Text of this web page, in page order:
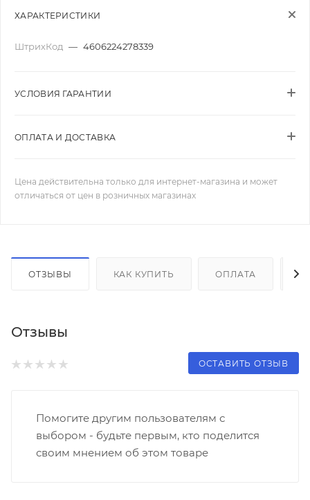
ХАРАКТЕРИСТИКИ
ШтрихКод — 4606224278339
УСЛОВИЯ ГАРАНТИИ
ОПЛАТА И ДОСТАВКА
Цена действительна только для интернет-магазина и может
отличаться от цен в розничных магазинах
ОТЗЫВЫ КАК КУПИТЬ ОПЛАТА
Отзывы
ОСТАВИТЬ ОТЗЫВ
Помогите другим пользователям с
выбором - будьте первым, кто поделится
своим мнением об этом товаре